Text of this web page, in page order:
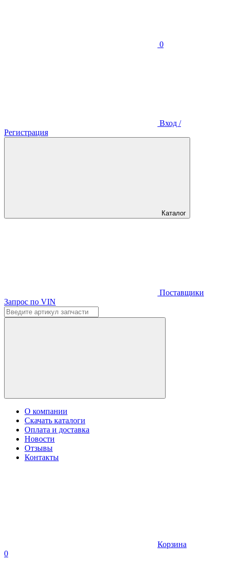
0
Вход /
Регистрация
Каталог
Поставщики
Запрос по VIN
О компании
Скачать каталоги
Оплата и доставка
Новости
Отзывы
Контакты
Корзина
0